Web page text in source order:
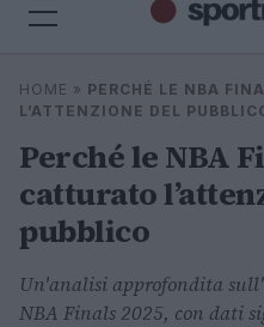
Cerca
HOME » PERCHÉ LE NBA
L’ATTENZIONE DEL
Perché le NBA
catturato
pubblico
Un'analisi approfondita
NBA Finals 2025, con dati